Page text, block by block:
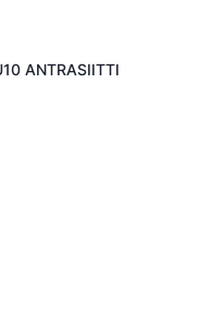
ANTRASIITTI